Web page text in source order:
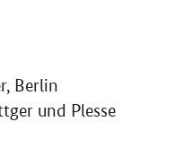
Berlin
und Plesse